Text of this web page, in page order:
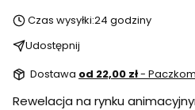
Czas wysyłki:24 godziny
Udostępnij
Dostawa od 22,00 zł-
Rewelacja na rynku